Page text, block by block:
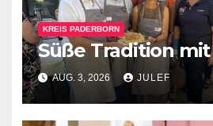
KREIS PADERBORN
Süße Tradition
AUG. 3, 2026 JULEF